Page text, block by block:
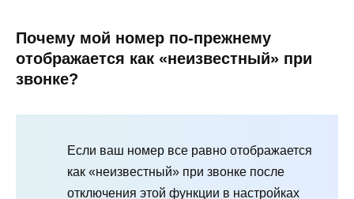
Почему мой номер по-прежнему
отображается как «неизвестный» при
звонке?
Если ваш номер все равно отображается
как «неизвестный» при звонке после
отключения этой функции в настройках